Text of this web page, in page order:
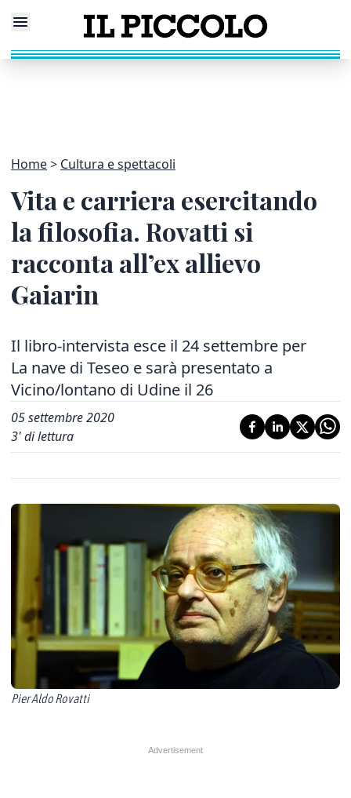
Home Cultura e spettacoli
Vita e carriera esercitando
la filosofia. Rovatti si
racconta all’ex allievo
Gaiarin
Il libro-intervista esce il 24 settembre per
La nave di Teseo e sarà presentato a
Vicino/lontano di Udine il 26
05 settembre 2020
3' di lettura
Pier Aldo Rovatti